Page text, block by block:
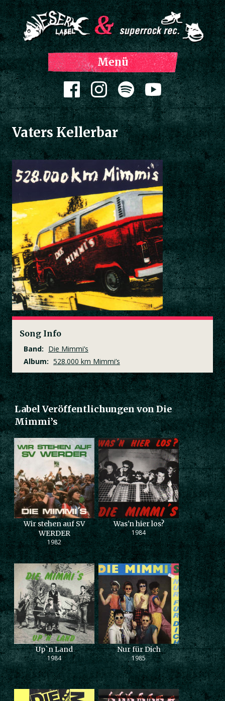
Menü
Zum Inhalt springen
Vaters Kellerbar
Song Info
Band: Die Mimmi’s
Album: 528.000 km Mimmi’s
Label Veröffentlichungen von Die
Mimmi’s
Wir stehen auf SV
WERDER
1982
Was'n hier los?
1984
Up`n Land
1984
Nur für Dich
1985